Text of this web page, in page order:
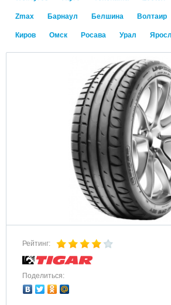
Zmax Барнаул Белшина Волтаир
Киров Омск Росава Урал
Рейтинг:
Поделиться: